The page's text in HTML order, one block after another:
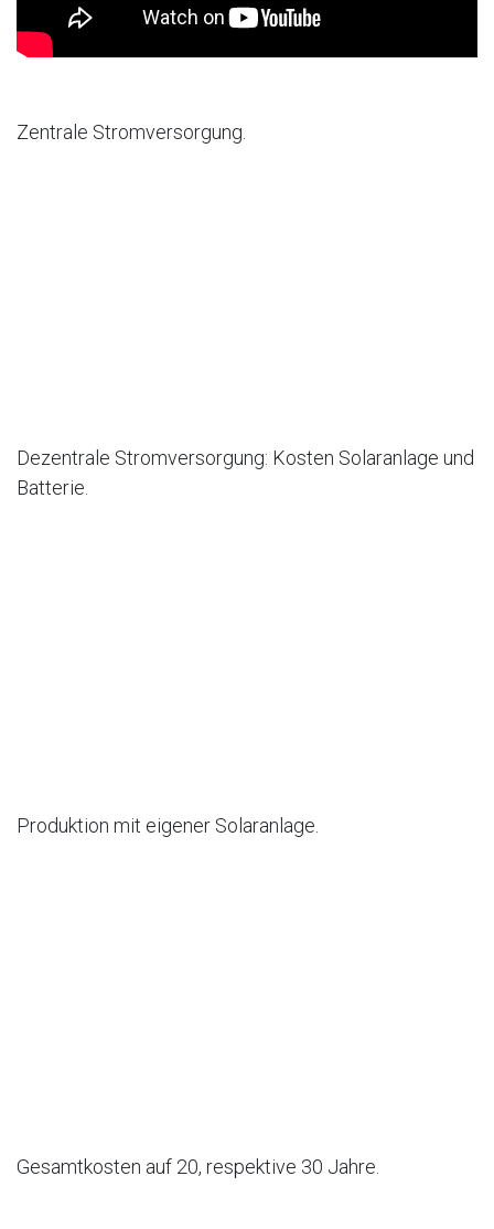
Zentrale Stromversorgung.
Dezentrale Stromversorgung: Kosten Solaranlage und
Batterie.
Produktion mit eigener Solaranlage.
Gesamtkosten auf 20, respektive 30 Jahre.